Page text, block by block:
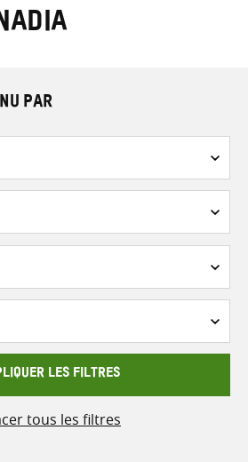
les
termes
PAR
contenu
LES FILTRES
tous les filtres